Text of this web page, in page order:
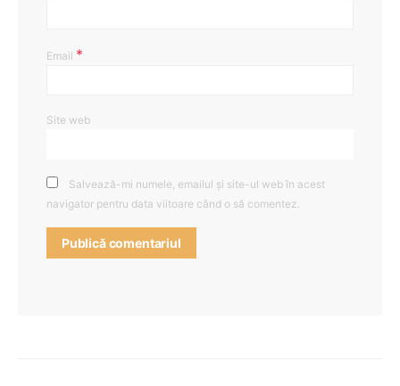
Email *
Site web
Salvează-mi numele, emailul și site-ul web în acest
navigator pentru data viitoare când o să comentez.